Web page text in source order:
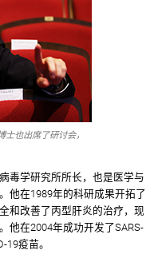
也出席了研讨会，
毒学研究所所长，也是医学与
他在1989年的科研成果开拓了
和改善了丙型肝炎的治疗，现
他在2004年成功开发了SARS-
19疫苗。